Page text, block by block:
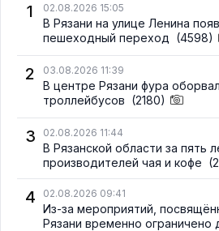
1
02.08.2026 15:05
В Рязани на улице Ленина
пешеходный переход (4598)
2 03.08.2026 11:39
В центре Рязани фура
троллейбусов (2180)
3 02.08.2026 11:44
В Рязанской области за пять
производителей чая и кофе
4 02.08.2026 09:41
Из-за мероприятий,
Рязани временно ограничено